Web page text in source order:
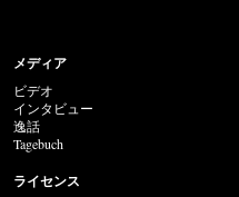
メディア
ビデオ
インタビュー
逸話
Tagebuch
ライセンス